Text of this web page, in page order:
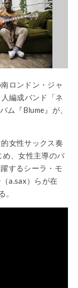
ロンドン・ジャ
編成バンド「ネ
ム『Blume 』が、
女性サックス奏
め、女性主導のバ
するシーラ・モ
a.sax）らが在
。